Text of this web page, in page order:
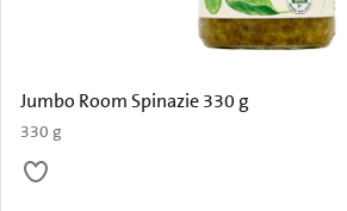
Jumbo Room Spinazie 330 g
330 g